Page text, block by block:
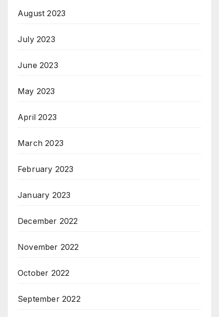
August 2023
July 2023
June 2023
May 2023
April 2023
March 2023
February 2023
January 2023
December 2022
November 2022
October 2022
September 2022